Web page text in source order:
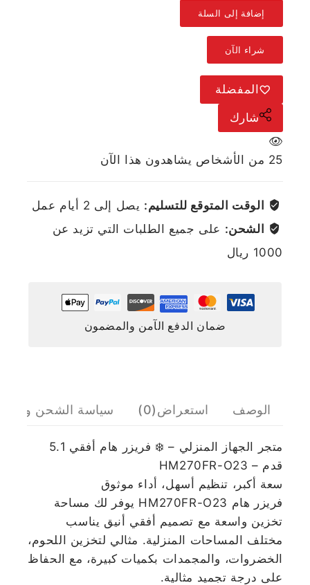
إضافة إلى السلة
شراء الآن
المفضلة
شارك
25 من الأشخاص يشاهدون هذا الآن
الوقت المتوقع للتسليم: يصل إلى 2 أيام عمل
الشحن: على جميع الطلبات التي تزيد عن
1000 ريال
ضمان الدفع الآمن والمضمون
الوصف استعراض(0) سياسة الشحن
متجر الجهاز المنزلي – ❄️ فريزر هام أفقي 5.1
قدم – HM270FR-O23
سعة أكبر، تنظيم أسهل، أداء موثوق
فريزر هام HM270FR-O23 يوفر لك مساحة
تخزين واسعة مع تصميم أفقي أنيق يناسب
مختلف المساحات المنزلية. مثالي لتخزين اللحوم،
الخضروات، والمجمدات بكميات كبيرة، مع الحفاظ
على درجة تجميد مثالية.